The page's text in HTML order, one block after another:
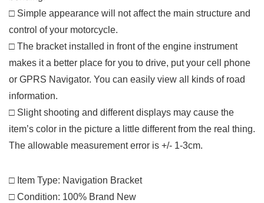
□ Simple appearance will not affect the main structure and
control of your motorcycle.
□ The bracket installed in front of the engine instrument
makes it a better place for you to drive, put your cell phone
or GPRS Navigator. You can easily view all kinds of road
information.
□ Slight shooting and different displays may cause the
item’s color in the picture a little different from the real thing.
The allowable measurement error is +/- 1-3cm.
□ Item Type: Navigation Bracket
□ Condition: 100% Brand New